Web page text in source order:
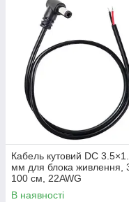
Кабель кутовий DC
мм для блока живлення,
100 см, 22AWG
В наявності